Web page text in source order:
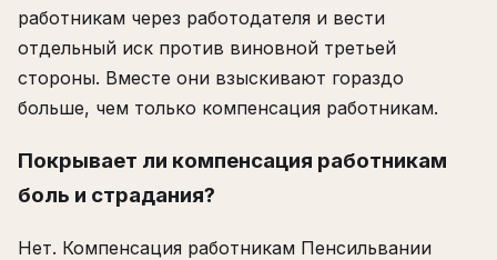
работникам через работодателя и вести
отдельный иск против виновной третьей
стороны. Вместе они взыскивают гораздо
больше, чем только компенсация работникам.
Покрывает ли компенсация работникам
боль и страдания?
Нет. Компенсация работникам Пенсильвании